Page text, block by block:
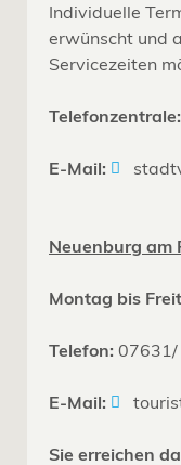
Individuelle
erwünscht und
Servicezeiten
Telefonzentrale:
E-Mail:
Neuenburg am
Montag bis
Telefon:
E-Mail:
Sie erreichen